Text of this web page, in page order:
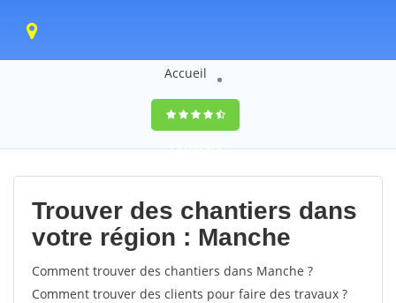
Accueil
9,5(100%)0
votes
Trouver des chantiers dans
votre région : Manche
Comment trouver des chantiers dans Manche ?
Comment trouver des clients pour faire des travaux ?